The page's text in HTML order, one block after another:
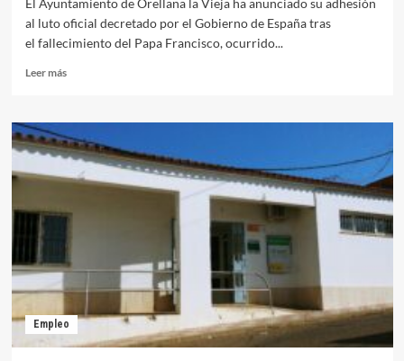
El Ayuntamiento de Orellana la Vieja ha anunciado su adhesión
al luto oficial decretado por el Gobierno de España tras
el fallecimiento del Papa Francisco, ocurrido...
Leer másLeer
El
Ayuntamiento
de
Orellana
luto
oficial
el
fallecimiento
Empleo